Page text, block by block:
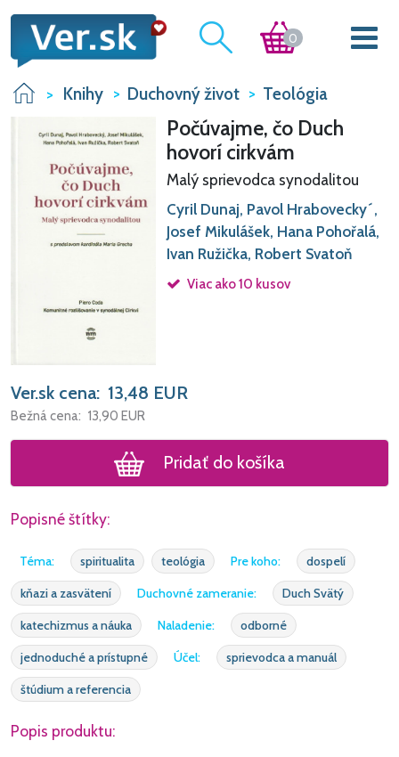
0
Knihy Duchovný život Teológia
Počúvajme, čo Duch
hovorí cirkvám
Malý sprievodca synodalitou
Cyril Dunaj, Pavol Hrabovecky´,
Josef Mikulášek, Hana Pohořalá,
Ivan Ružička, Robert Svatoň
Viac ako 10 kusov
Ver.sk cena: 13,48 EUR
Bežná cena: 13,90 EUR
Pridať do košíka
Popisné štítky:
Téma: spiritualita teológia Pre koho:
dospelí
kňazi a zasvätení
Duchovné zameranie:
Duch Svätý
katechizmus a náuka
Naladenie:
odborné
jednoduché a prístupné
Účel:
sprievodca a manuál
štúdium a referencia
Popis produktu: